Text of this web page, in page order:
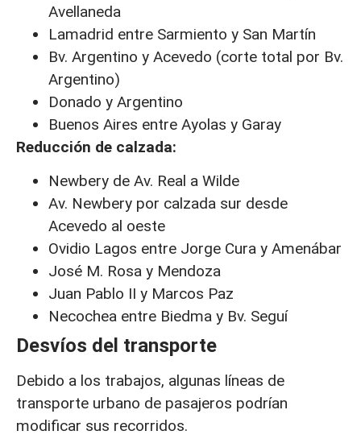
Avellaneda
Lamadrid entre Sarmiento y San Martín
Bv. Argentino y Acevedo (corte total por Bv.
Argentino)
Donado y Argentino
Buenos Aires entre Ayolas y Garay
Reducción de calzada:
Newbery de Av. Real a Wilde
Av. Newbery por calzada sur desde
Acevedo al oeste
Ovidio Lagos entre Jorge Cura y Amenábar
José M. Rosa y Mendoza
Juan Pablo II y Marcos Paz
Necochea entre Biedma y Bv. Seguí
Desvíos del transporte
Debido a los trabajos, algunas líneas de
transporte urbano de pasajeros podrían
modificar sus recorridos.